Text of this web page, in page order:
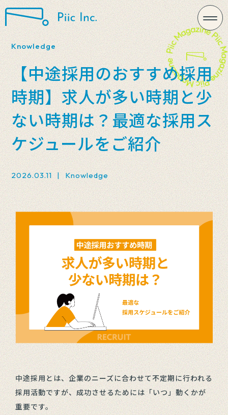
Knowledge
【中途採用のおすすめ採用
時期】求人が多い時期と少
ない時期は？最適な採用ス
ケジュールをご紹介
2026.03.11 | Knowledge
中途採用とは、企業のニーズに合わせて不定期に行われる
採用活動ですが、成功させるためには「いつ」動くかが
重要です。